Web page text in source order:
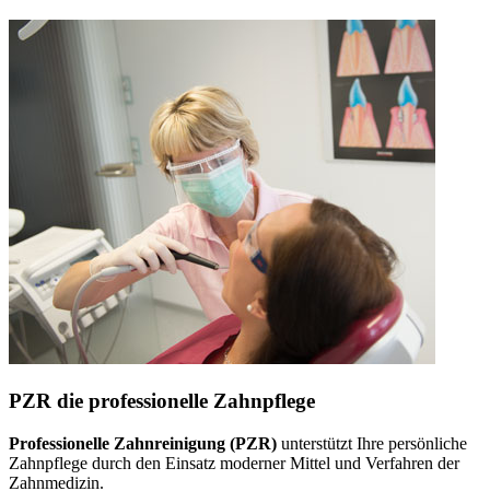
PZR die professionelle Zahnpflege
Professionelle Zahnreinigung (PZR) unterstützt Ihre persönliche
Zahnpflege durch den Einsatz moderner Mittel und Verfahren der
Zahnmedizin.